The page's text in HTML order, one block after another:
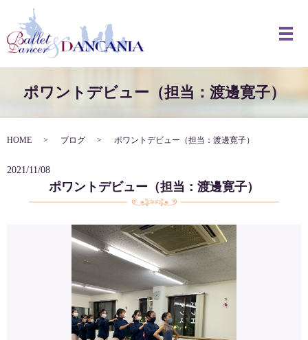
メ
ポワントデビュー（担当：渡邊寛子）
HOME ブログ ポワントデビュー（担当：渡邊寛子）
2021/11/08
ポワントデビュー（担当：渡邊寛子）